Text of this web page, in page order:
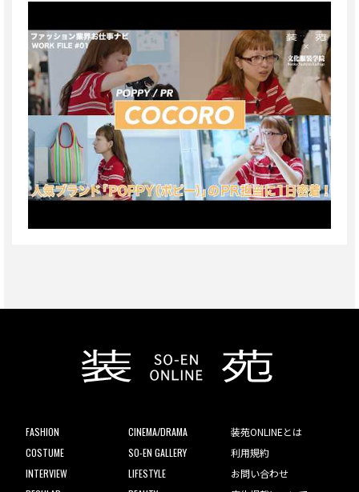
FASHION
COSTUME
INTERVIEW
CINEMA/DRAMA
SO-EN GALLERY
LIFESTYLE
装苑ONLINEとは
利用規約
お問い合わせ